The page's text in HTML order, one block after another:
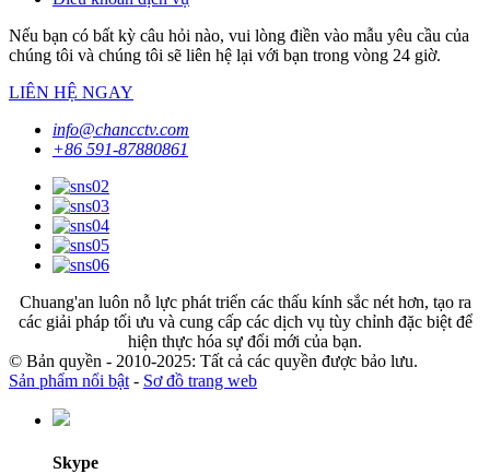
Nếu bạn có bất kỳ câu hỏi nào, vui lòng điền vào mẫu yêu cầu của
chúng tôi và chúng tôi sẽ liên hệ lại với bạn trong vòng 24 giờ.
LIÊN HỆ NGAY
info@chancctv.com
+86 591-87880861
Chuang'an luôn nỗ lực phát triển các thấu kính sắc nét hơn, tạo ra
các giải pháp tối ưu và cung cấp các dịch vụ tùy chỉnh đặc biệt để
hiện thực hóa sự đổi mới của bạn.
© Bản quyền - 2010-2025: Tất cả các quyền được bảo lưu.
Sản phẩm nổi bật - Sơ đồ trang web
Skype